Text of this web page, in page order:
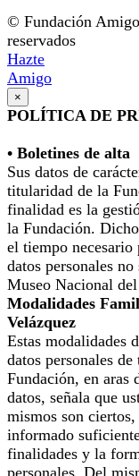
© Fundación
reservados
Hazte
Amigo
×
POLÍTICA DE
• Boletines de alta
Sus datos de
titularidad de la
finalidad es la
la Fundación.
el tiempo
datos personales
Museo Nacional
Modalidades
Velázquez
Estas modalidades
datos personales
Fundación, en aras
datos, señala que
mismos son
informado
finalidades y la